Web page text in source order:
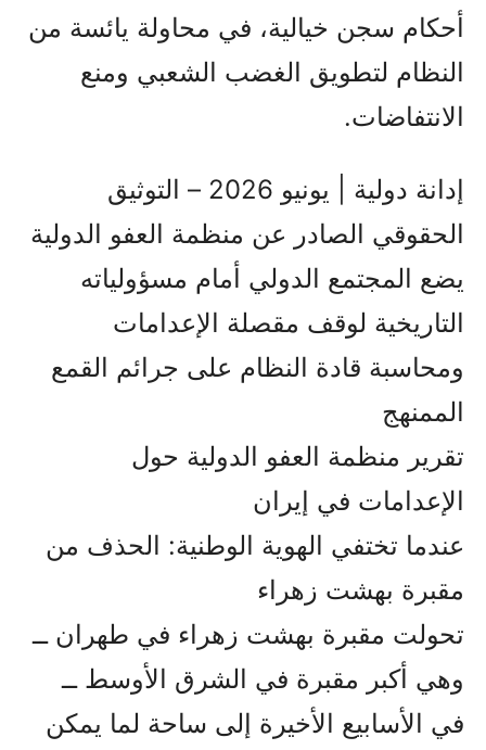
أحكام سجن خيالية، في محاولة يائسة من
النظام لتطويق الغضب الشعبي ومنع
الانتفاضات.
إدانة دولية | يونيو 2026 – التوثيق
الحقوقي الصادر عن منظمة العفو الدولية
يضع المجتمع الدولي أمام مسؤولياته
التاريخية لوقف مقصلة الإعدامات
ومحاسبة قادة النظام على جرائم القمع
الممنهج
تقرير منظمة العفو الدولية حول
الإعدامات في إيران
عندما تختفي الهوية الوطنية: الحذف من
مقبرة بهشت زهراء
تحولت مقبرة بهشت زهراء في طهران ــ
وهي أكبر مقبرة في الشرق الأوسط ــ
في الأسابيع الأخيرة إلى ساحة لما يمكن